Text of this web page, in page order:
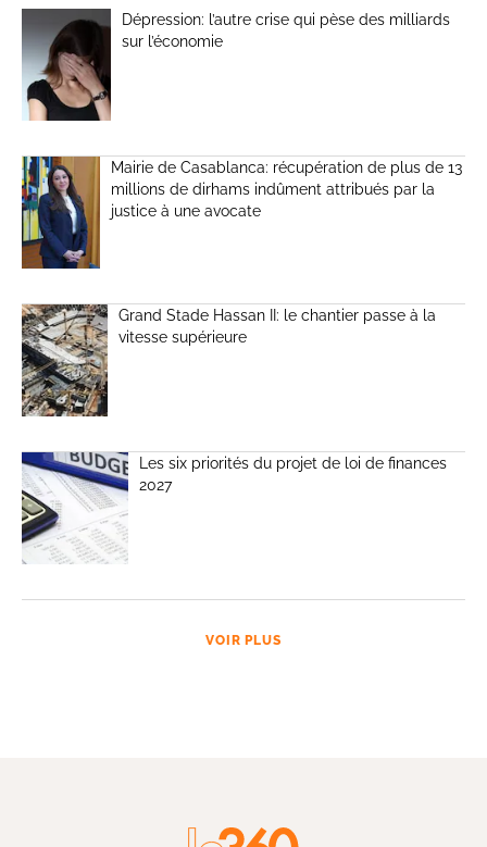
Dépression: l’autre crise qui pèse des milliards
sur l’économie
Mairie de Casablanca: récupération de plus de 13
millions de dirhams indûment attribués par la
justice à une avocate
Grand Stade Hassan II: le chantier passe à la
vitesse supérieure
Les six priorités du projet de loi de finances
2027
VOIR PLUS